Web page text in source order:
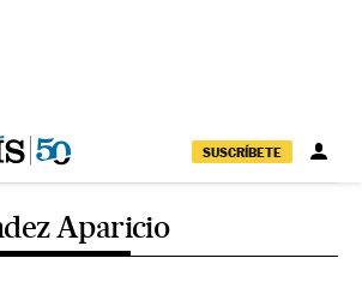
SUSCRÍBETE
Aparicio